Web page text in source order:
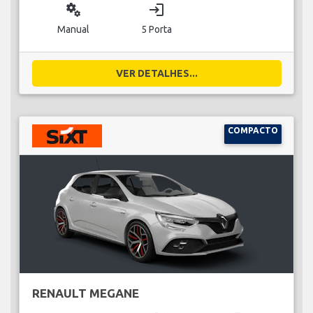
miscellaneous_services
Manual
login
5 Porta
VER DETALHES...
COMPACTO
RENAULT MEGANE